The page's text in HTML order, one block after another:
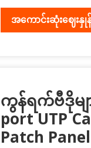
အကောင်းဆုံးဈေးနှုန်
ကွန်ရက်ဗီဒိုမ
port UTP
Patch Panel